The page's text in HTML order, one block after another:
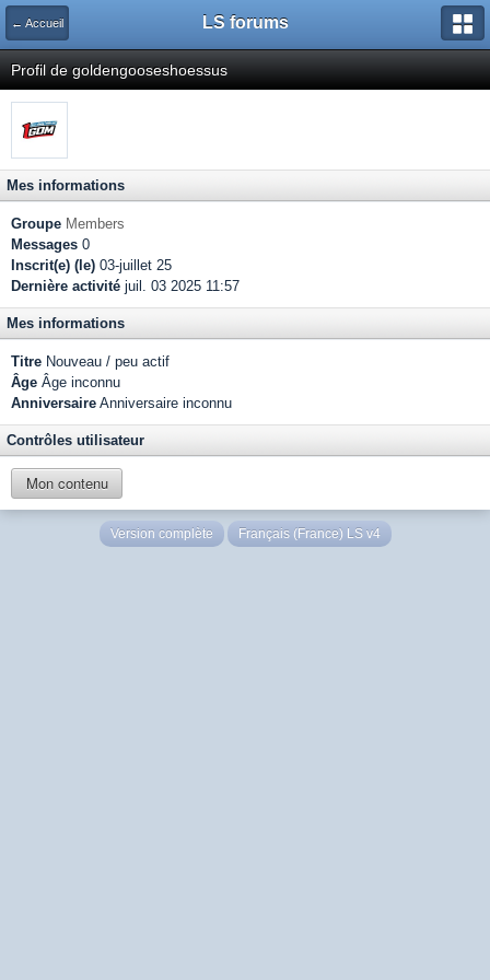
← Accueil LS forums
Profil de goldengooseshoessus
Mes informations
Groupe Members
Messages 0
Inscrit(e) (le) 03-juillet 25
Dernière activité juil. 03 2025 11:57
Mes informations
Titre Nouveau / peu actif
Âge Âge inconnu
Anniversaire Anniversaire inconnu
Contrôles utilisateur
Mon contenu
Version complète Français (France) LS v4